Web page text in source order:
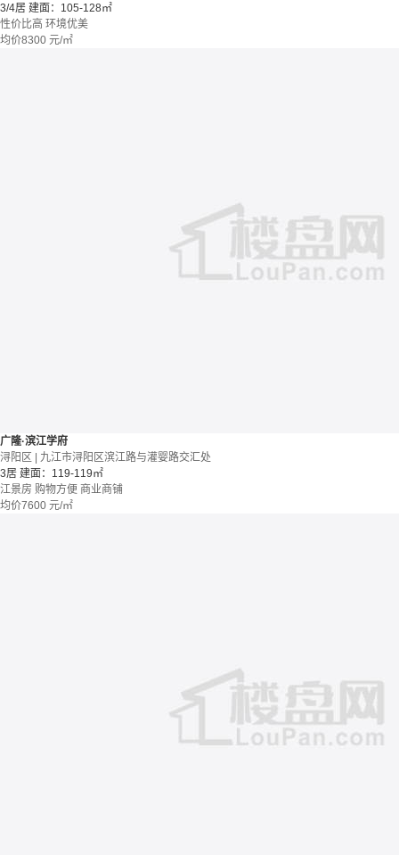
3/4居 建面：105-128㎡
性价比高 环境优美
均价8300 元/㎡
广隆·滨江学府
浔阳区 | 九江市浔阳区滨江路与灌婴路交汇处
3居 建面：119-119㎡
江景房 购物方便 商业商铺
均价7600 元/㎡